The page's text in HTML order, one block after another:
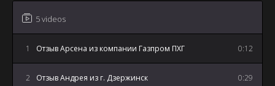
5 videos
1 Отзыв Арсена из компании Газпром ПХГ 0:12
2 Отзыв Андрея из г. Дзержинск 0:29